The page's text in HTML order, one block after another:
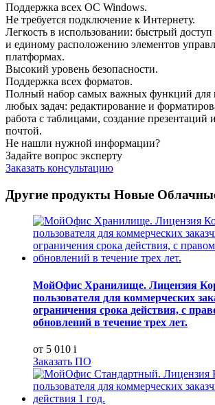
Поддержка всех ОС Windows.
Не требуется подключение к Интернету.
Легкость в использовании: быстрый
и единому расположению элементов
платформах.
Высокий уровень безопасности.
Поддержка всех форматов.
Полный набор самых важных функций для
любых задач: редактирование и
работа с таблицами, создание презентаций
почтой.
Не нашли нужной информации?
Задайте вопрос эксперту
Заказать консультацию
Другие продукты Новые
МойОфис Хранилище. Лицензия
пользователя для коммерческих
ограничения срока действия, с
обновлений в течение трех лет.
от 5 010 i
Заказать ПО